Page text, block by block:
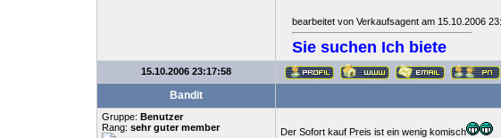
bearbeitet von Verkaufsagent am 15.10.2006
Sie suchen Ich biete
15.10.2006 23:17:58
Bandit
Gruppe: Benutzer
Rang: sehr guter member Der Sofort kauf Preis ist ein wenig komisch